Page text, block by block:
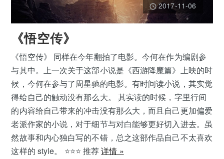
2017-11-06
《悟空传》
《悟空传》 同样在今年翻拍了电影。今何在作为编剧参
与其中。上一次关于这部小说是《西游降魔篇》上映的时
候，今何在参与了周星驰的电影。有时间读小说，其实觉
得给自己的触动没有那么大。 其实读的时候，字里行间
的内容给自己带来的冲击没有那么大，而且自己更加偏爱
老派作家的小说，对于细节与对白能够更好切入进去。虽
然故事和内心独白写的不错，总之这部作品自己不太喜欢
这样的 style。 ⭐️⭐️⭐️ 推荐详情 »